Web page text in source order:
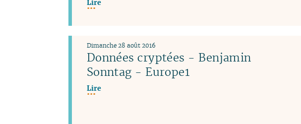
Lire
Données cryptées - Benjamin
Sonntag - Europe1
Dimanche 28 août 2016
Lire